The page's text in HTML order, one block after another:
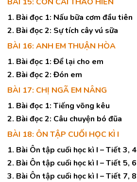
1. Bài đọc 1: Nấu bữa cơm đầu tiên
2. Bài đọc 2: Sự tích cây vú sữa
BÀI 16: ANH EM THUẬN HÒA
1. Bài đọc 1: Để lại cho em
2. Bài đọc 2: Đón em
BÀI 17: CHỊ NGÃ EM NÂNG
1. Bài đọc 1: Tiếng võng kêu
2. Bài đọc 2: Câu chuyện bó đũa
BÀI 18: ÔN TẬP CUỐI HỌC KÌ I
1. Bài Ôn tập cuối học kì I – Tiết 3, 4
2. Bài Ôn tập cuối học kì I – Tiết 5, 6
3. Bài Ôn tập cuối học kì I – Tiết 7, 8